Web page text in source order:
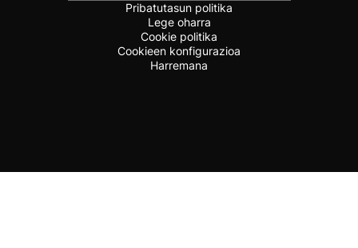
Pribatutasun politika
Lege oharra
Cookie politika
Cookieen konfigurazioa
Harremana